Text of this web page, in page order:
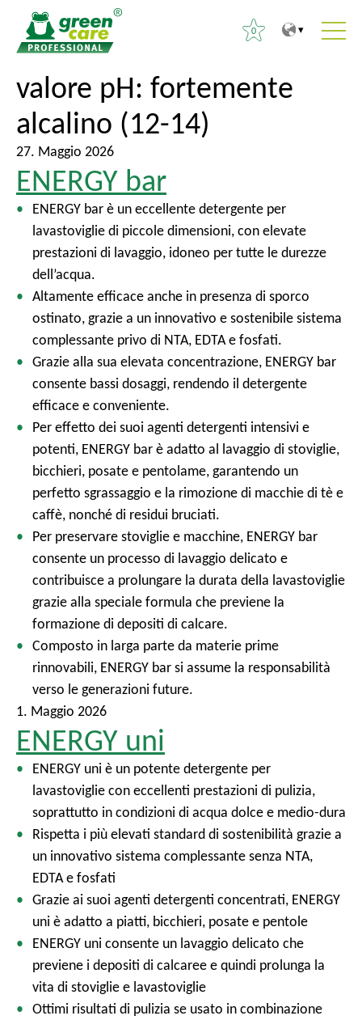
0
R
c
e
r
c
a
:
valore pH: fortemente
alcalino (12-14)
27. Maggio 2026
ENERGY bar
ENERGY bar è un eccellente detergente per
lavastoviglie di piccole dimensioni, con elevate
prestazioni di lavaggio, idoneo per tutte le durezze
dell’acqua.
Altamente efficace anche in presenza di sporco
ostinato, grazie a un innovativo e sostenibile sistema
complessante privo di NTA, EDTA e fosfati.
Grazie alla sua elevata concentrazione, ENERGY bar
consente bassi dosaggi, rendendo il detergente
efficace e conveniente.
Per effetto dei suoi agenti detergenti intensivi e
potenti, ENERGY bar è adatto al lavaggio di stoviglie,
bicchieri, posate e pentolame, garantendo un
perfetto sgrassaggio e la rimozione di macchie di tè e
caffè, nonché di residui bruciati.
Per preservare stoviglie e macchine, ENERGY bar
consente un processo di lavaggio delicato e
contribuisce a prolungare la durata della lavastoviglie
grazie alla speciale formula che previene la
formazione di depositi di calcare.
Composto in larga parte da materie prime
rinnovabili, ENERGY bar si assume la responsabilità
verso le generazioni future.
1. Maggio 2026
ENERGY uni
ENERGY uni è un potente detergente per
lavastoviglie con eccellenti prestazioni di pulizia,
soprattutto in condizioni di acqua dolce e medio-dura
Rispetta i più elevati standard di sostenibilità grazie a
un innovativo sistema complessante senza NTA,
EDTA e fosfati
Grazie ai suoi agenti detergenti concentrati, ENERGY
uni è adatto a piatti, bicchieri, posate e pentole
ENERGY uni consente un lavaggio delicato che
previene i depositi di calcaree e quindi prolunga la
vita di stoviglie e lavastoviglie
Ottimi risultati di pulizia se usato in combinazione